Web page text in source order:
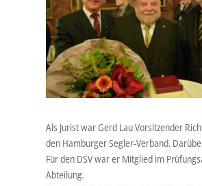
Als Jurist war Gerd Lau Vorsitzender
den Hamburger Segler-Verband.
Für den DSV war er Mitglied im
Abteilung.